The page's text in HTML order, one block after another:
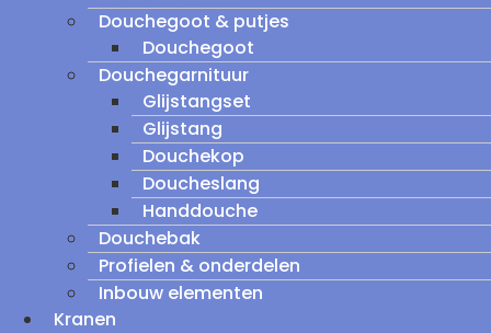
Douchegoot & putjes
Douchegoot
Douchegarnituur
Glijstangset
Glijstang
Douchekop
Doucheslang
Handdouche
Douchebak
Profielen & onderdelen
Inbouw elementen
Kranen